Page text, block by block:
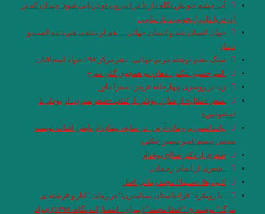
آب چشم خویش نگاه دار تا در اندرون تو دریایی شود. چندان که در
آن دریا دل را بجویی ، باز نیابی .
جهان انسان شد و انسان جهانی… هم او بیننده، هم دیده است و
دیدار
سنگ یشم نوشته مریم جهانی . نشرمرکز ۹۸ / جواد اسحاقیان
.امیرحسین تیکنی. دهانِ تو همچون گلی سرخ
زن در روسری چهارخانه قرمز / میترا داور
.شعر «ملال» از شارل بودلر. از کتاب «شعر مدرن: از بودلر تا
استیونس»
.یادداشتی بر رمان آرش: در سایه، پنهان از تابش آفتاب نوشته
مجتبی مقدم/امیرحسین تیکنی
شعری از دکتر صالح بوعذار
. شعری از ایمان رحمانی
کبوترها، دستها / مجید زمانی اصل
. با رویکرد “فرا-داستان پسامدرن” در رمان “انار و فرشته ی
مرگ” نوشته ی “عطا محمد” (تهران: انتشارات نگاه، ۱۳۹۸) جواد